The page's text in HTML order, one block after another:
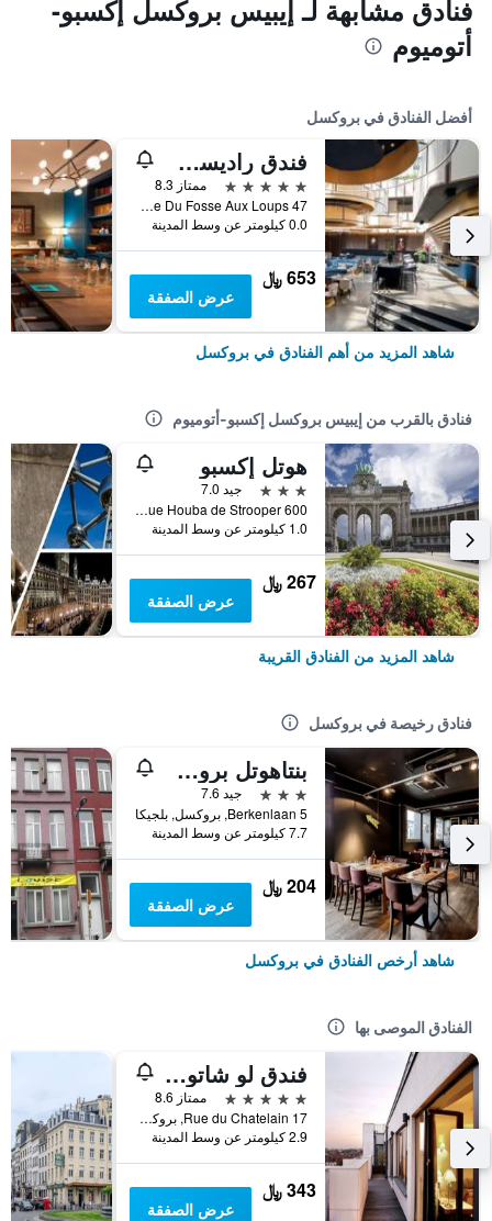
فنادق مشابهة لـ إيبيس بروكسل إكسبو-
أتوميوم
أفضل الفنادق في بروكسل
فندق راديسن كوليكشن جراند بليس بروكسل
5 نجوم
ممتاز 8.3
47 Rue Du Fosse Aux Loups, بروكسل, بلجيكا
0.0 كيلومتر عن وسط المدينة
653 ﷼
عرض الصفقة
شاهد المزيد من أهم الفنادق في بروكسل
فنادق بالقرب من إيبيس بروكسل إكسبو-أتوميوم
هوتل إكسبو
3 نجوم
جيد 7.0
Avenue Houba de Strooper 600, بروكسل, بلجيكا
1.0 كيلومتر عن وسط المدينة
267 ﷼
عرض الصفقة
شاهد المزيد من الفنادق القريبة
فنادق رخيصة في بروكسل
بنتاهوتل بروسلز إيربورت
3 نجوم
جيد 7.6
Berkenlaan 5, بروكسل, بلجيكا
7.7 كيلومتر عن وسط المدينة
204 ﷼
عرض الصفقة
شاهد أرخص الفنادق في بروكسل
الفنادق الموصى بها
فندق لو شاتولان
5 نجوم
ممتاز 8.6
17 Rue du Chatelain, بروكسل, بلجيكا
2.9 كيلومتر عن وسط المدينة
343 ﷼
عرض الصفقة